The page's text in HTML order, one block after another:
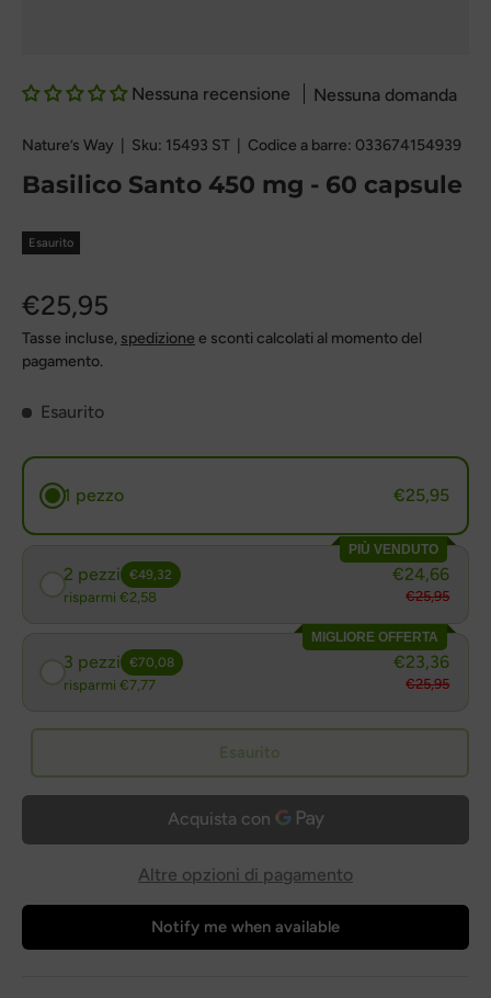
Nessuna recensione Nessuna domanda
Nature’s Way Sku: 15493 ST Codice a barre: 033674154939
Basilico Santo 450 mg - 60 capsule
Esaurito
€25,95
Tasse incluse, spedizione e sconti calcolati al momento del
pagamento.
Esaurito
1 pezzo €25,95
PIÙ VENDUTO
2 pezzi €49,32
risparmi €2,58
€24,66
€25,95
MIGLIORE OFFERTA
3 pezzi €70,08
risparmi €7,77
€23,36
€25,95
Esaurito
Altre opzioni di pagamento
Notify me when available